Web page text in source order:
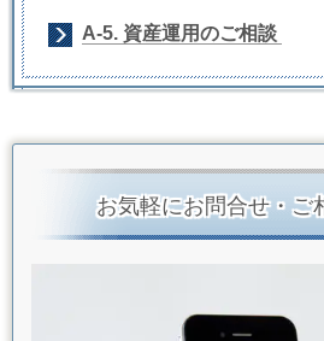
A-5. 資産運用のご相談
お気軽にお問合せ・ご